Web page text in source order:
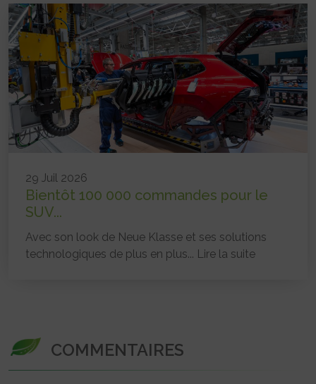
29 Juil 2026
Bientôt 100 000 commandes pour le
SUV...
Avec son look de Neue Klasse et ses solutions
technologiques de plus en plus... Lire la suite
COMMENTAIRES